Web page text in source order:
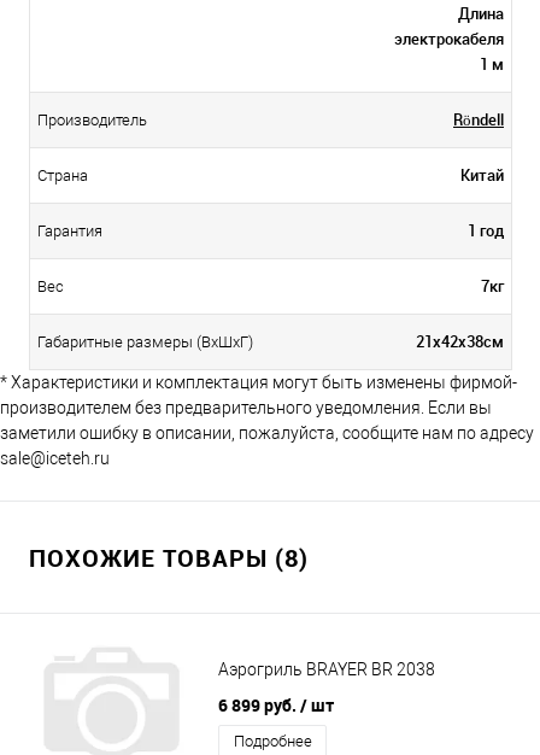
Длина
электрокабеля
1 м
Производитель Röndell
Страна Китай
Гарантия 1 год
Вес 7кг
Габаритные размеры (ВхШхГ) 21х42х38см
* Характеристики и комплектация могут быть изменены фирмой-
производителем без предварительного уведомления. Если вы
заметили ошибку в описании, пожалуйста, сообщите нам по адресу
sale@iceteh.ru
ПОХОЖИЕ ТОВАРЫ (8)
Аэрогриль BRAYER BR 2038
6 899 руб. / шт
Подробнее